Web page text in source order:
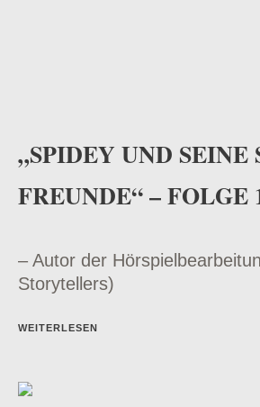
„SPIDEY UND SEINE
FREUNDE“ – FOLGE
– Autor der
Storytellers)
WEITERLESEN